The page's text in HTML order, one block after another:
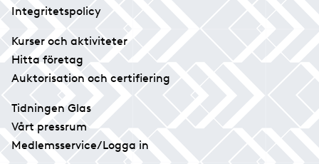
Integritetspolicy
Kurser och aktiviteter
Hitta företag
Auktorisation och certifiering
Tidningen Glas
Vårt pressrum
Medlemsservice/Logga in